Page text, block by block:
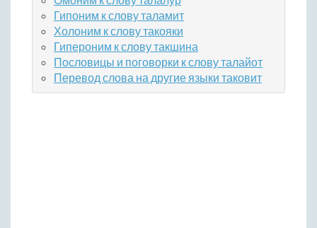
Гипоним к слову таламит
Холоним к слову такояки
Гипероним к слову такшина
Пословицы и поговорки к слову талайот
Перевод слова на другие языки таковит